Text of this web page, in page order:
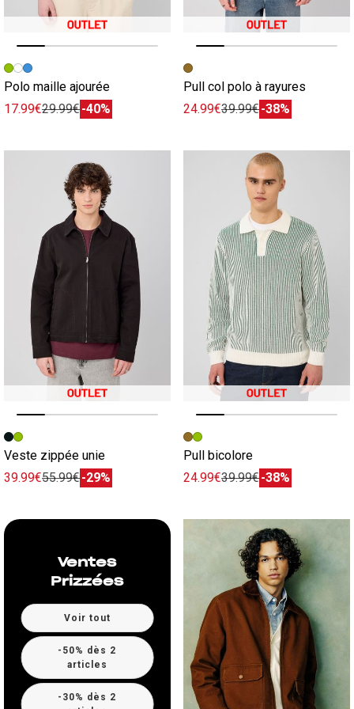
Image précédente
Image suivante
Polo maille ajourée
17.99€29.99€-40%
Image précédente
Image suivante
Pull col polo à rayures
24.99€39.99€-38%
Image précédente
Image suivante
Veste zippée unie
39.99€55.99€-29%
Image précédente
Image suivante
Pull bicolore
24.99€39.99€-38%
Ventes
Prizzées
Voir tout
-50% dès 2
articles
-30% dès 2